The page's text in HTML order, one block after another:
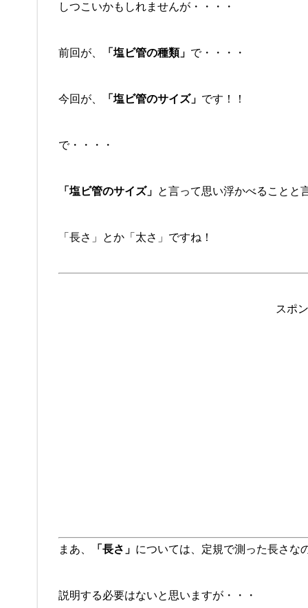
しつこいかもしれませんが・・・・
前回が、 「塩ビ管の種類」 で・・・・
今回が、 「塩ビ管のサイズ」 です！！
で・・・・
「塩ビ管のサイズ」 と言って思い浮かべることと
「長さ」とか「太さ」ですね！
スポ
まあ、 「長さ」 については、定規で測った長さな
説明する必要はないと思いますが・・・